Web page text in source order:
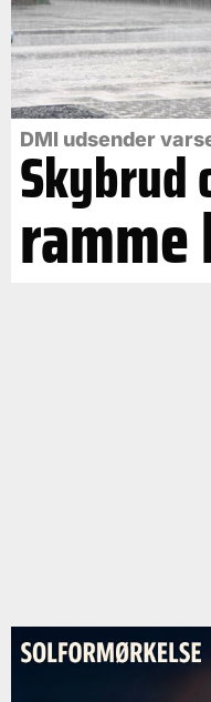
DMI udsender
Skybrud